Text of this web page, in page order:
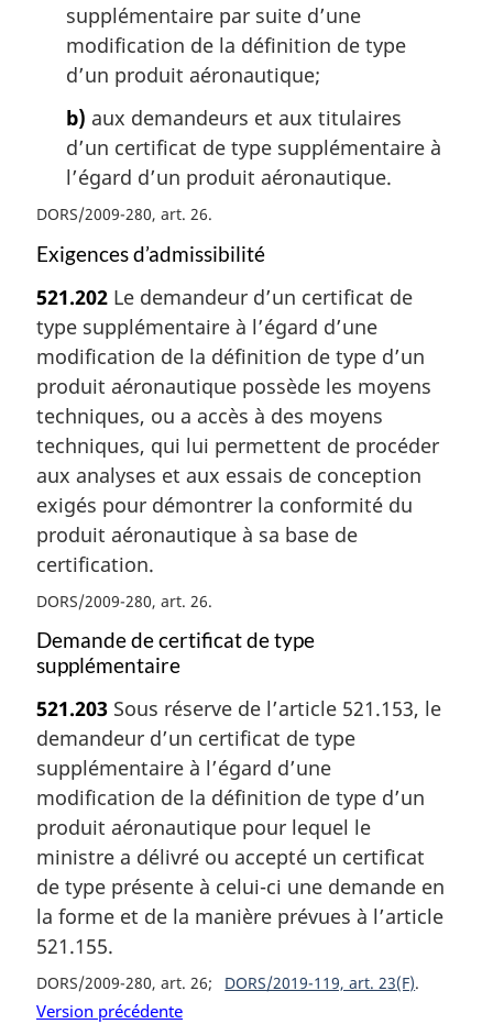
supplémentaire par suite d’une
modification de la définition de type
d’un produit aéronautique;
b) aux demandeurs et aux titulaires
d’un certificat de type supplémentaire à
l’égard d’un produit aéronautique.
DORS/2009-280, art. 26
Exigences d’admissibilité
521.202 Le demandeur d’un certificat de
type supplémentaire à l’égard d’une
modification de la définition de type d’un
produit aéronautique possède les moyens
techniques, ou a accès à des moyens
techniques, qui lui permettent de procéder
aux analyses et aux essais de conception
exigés pour démontrer la conformité du
produit aéronautique à sa base de
certification.
DORS/2009-280, art. 26
Demande de certificat de type
supplémentaire
521.203 Sous réserve de l’article 521.153, le
demandeur d’un certificat de type
supplémentaire à l’égard d’une
modification de la définition de type d’un
produit aéronautique pour lequel le
ministre a délivré ou accepté un certificat
de type présente à celui-ci une demande en
la forme et de la manière prévues à l’article
521.155.
DORS/2009-280, art. 26 DORS/2019-119, art. 23(F)
Version précédente